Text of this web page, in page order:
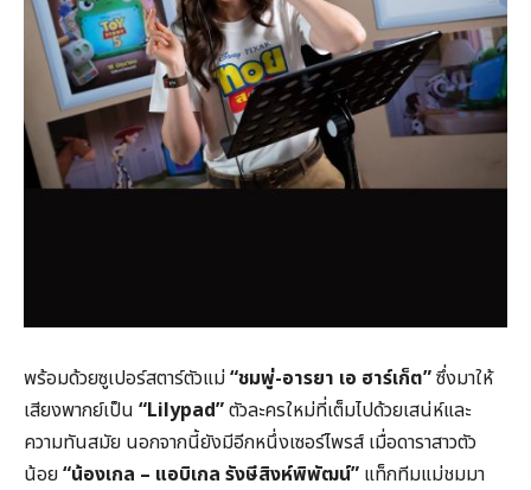
พร้อมด้วยซูเปอร์สตาร์ตัวแม่“ชมพู่-อารยา เอ ฮาร์เก็ต”ซึ่งมาให้
เสียงพากย์เป็น “Lilypad”ตัวละครใหม่ที่เต็มไปด้วยเสน่ห์และ
ความทันสมัย นอกจากนี้ยังมีอีกหนึ่งเซอร์ไพรส์ เมื่อดาราสาวตัว
น้อย“น้องเกล – แอบิเกล รังษีสิงห์พิพัฒน์” แท็กทีมแม่ชมมา